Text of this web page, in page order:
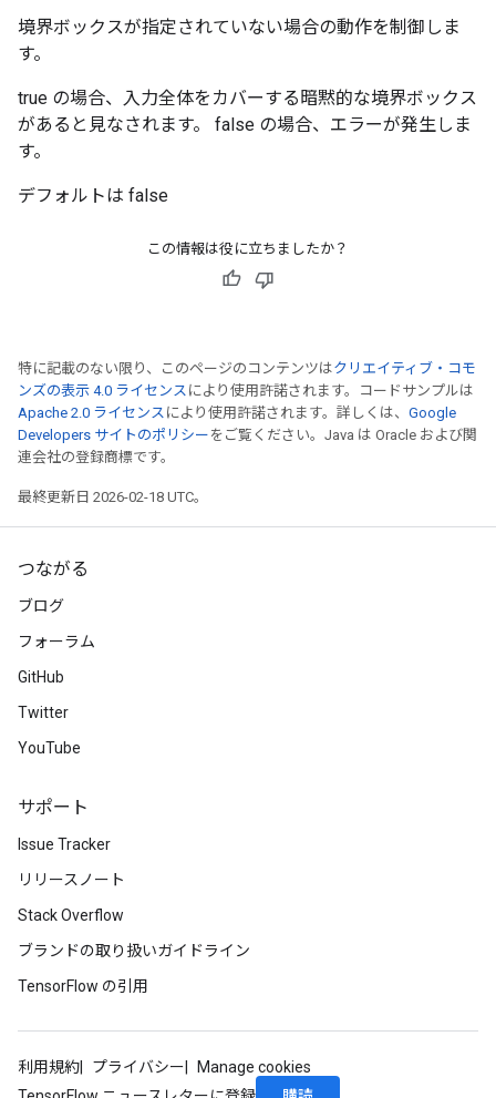
境界ボックスが指定されていない場合の動作を制御しま
す。
true の場合、入力全体をカバーする暗黙的な境界ボックス
があると見なされます。 false の場合、エラーが発生しま
す。
デフォルトは false
この情報は役に立ちましたか？
特に記載のない限り、このページのコンテンツはクリエイティブ・コモ
ンズの表示 4.0 ライセンス により使用許諾されます。コードサンプルは
Apache 2.0 ライセンス により使用許諾されます。詳しくは、 Google
Developers サイトのポリシー をご覧ください。Java は Oracle および関
連会社の登録商標です。
最終更新日 2026-02-18 UTC。
つながる
ブログ
フォーラム
GitHub
Twitter
YouTube
サポート
Issue Tracker
リリースノート
Stack Overflow
ブランドの取り扱いガイドライン
TensorFlow の引用
利用規約 プライバシー
Manage cookies